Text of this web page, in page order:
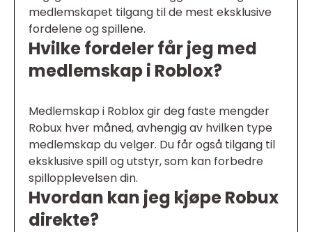
medlemskapet tilgang til de mest eksklusive
fordelene og spillene.
Hvilke fordeler får jeg med
medlemskap i Roblox?
Medlemskap i Roblox gir deg faste mengder
Robux hver måned, avhengig av hvilken type
medlemskap du velger. Du får også tilgang til
eksklusive spill og utstyr, som kan forbedre
spillopplevelsen din.
Hvordan kan jeg kjøpe Robux
direkte?